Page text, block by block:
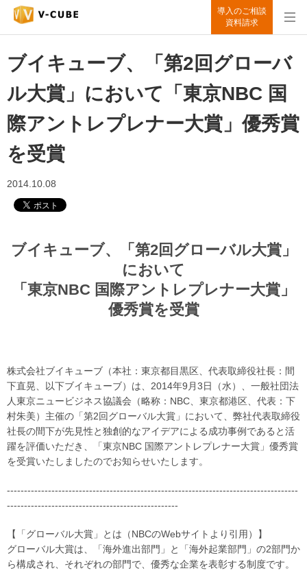
導入のご相談
資料請求
ブイキューブ、「第2回グローバ
ル大賞」において「東京NBC 国
際アントレプレナー大賞」優秀賞
を受賞
2014.10.08
ブイキューブ、「第2回グローバル大賞」
において
「東京NBC 国際アントレプレナー大賞」
優秀賞を受賞
株式会社ブイキューブ（本社：東京都目黒区、代表取締役社長：間
下直晃、以下ブイキューブ）は、2014年9月3日（水）、一般社団法
人東京ニュービジネス協議会（略称：NBC、東京都港区、代表：下
村朱美）主催の「第2回グローバル大賞」において、弊社代表取締役
社長の間下が先見性と独創的なアイデアによる成功事例であると活
躍を評価いただき、「東京NBC 国際アントレプレナー大賞」優秀賞
を受賞いたしましたのでお知らせいたします。
-------------------------------------------------------------------------------------
--------------------------------------------------
【「グローバル大賞」とは（NBCのWebサイトより引用）】
グローバル大賞は、「海外進出部門」と「海外起業部門」の2部門か
ら構成され、それぞれの部門で、優秀な企業を表彰する制度です。